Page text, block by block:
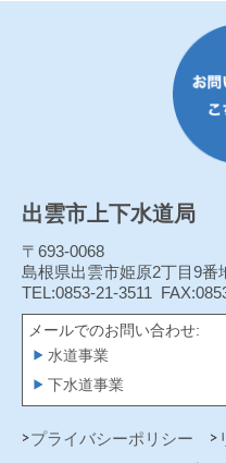
出雲市上下水道局
〒693-0068
島根県出雲市姫原2丁目9番
TEL:0853-21-3511
メールでのお問い合わせ:
水道事業
下水道事業
プライバシーポリシー